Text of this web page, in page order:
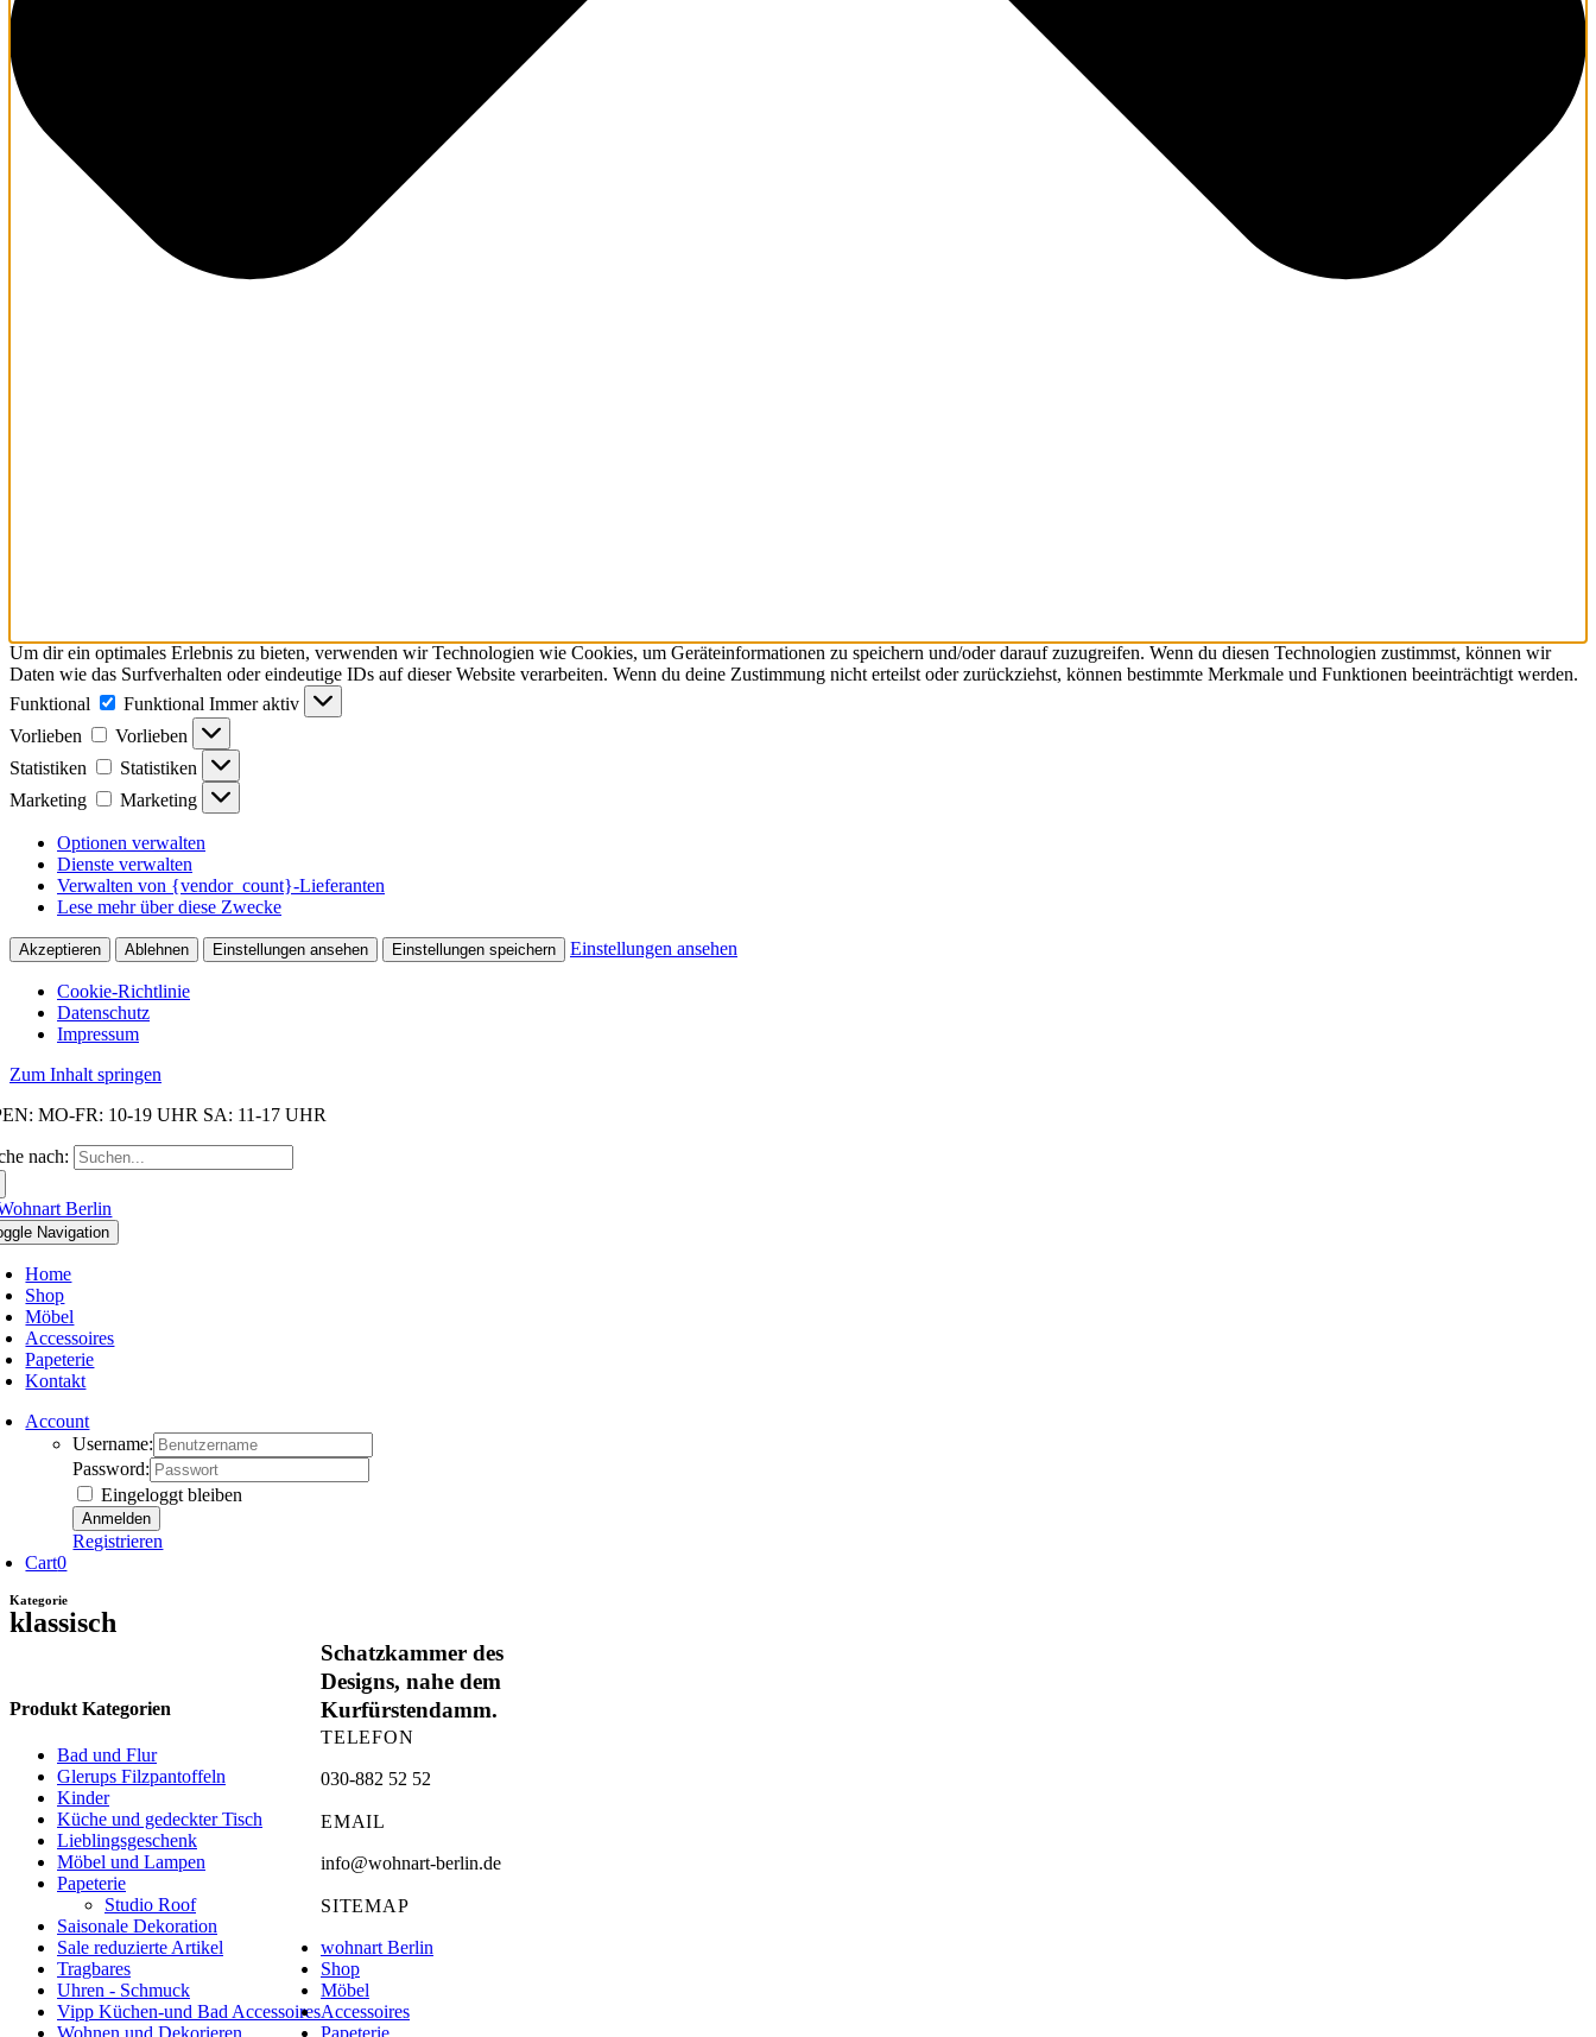
Um dir ein optimales Erlebnis zu bieten, verwenden wir Technologien wie Cookies, um Geräteinformationen zu speichern und/oder darauf zuzugreifen. Wenn du diesen Technologien zustimmst, können wir
Daten wie das Surfverhalten oder eindeutige IDs auf dieser Website verarbeiten. Wenn du deine Zustimmung nicht erteilst oder zurückziehst, können bestimmte Merkmale und Funktionen beeinträchtigt werden.
Funktional
Funktional Immer aktiv
Vorlieben
Vorlieben
Statistiken
Statistiken
Marketing
Marketing
Optionen verwalten
Dienste verwalten
Verwalten von {vendor_count}-Lieferanten
Lese mehr über diese Zwecke
Akzeptieren Ablehnen Einstellungen ansehen Einstellungen speichern Einstellungen ansehen
Cookie-Richtlinie
Datenschutz
Impressum
Zum Inhalt springen
MO-FR: 10-19 UHR SA: 11-17 UHR
nach:
Navigation
Home
Shop
Möbel
Accessoires
Papeterie
Kontakt
Account
Username:
Password:
Eingeloggt bleiben
Registrieren
Cart0
Kategorie
klassisch
Produkt Kategorien
Bad und Flur
Glerups Filzpantoffeln
Kinder
Küche und gedeckter Tisch
Lieblingsgeschenk
Möbel und Lampen
Papeterie
Studio Roof
Saisonale Dekoration
Sale reduzierte Artikel
Tragbares
Uhren - Schmuck
Vipp Küchen-und Bad Accessoires
Wohnen und Dekorieren
Schatzkammer des
Designs, nahe dem
Kurfürstendamm.
TELEFON
030-882 52 52
EMAIL
info@wohnart-berlin.de
SITEMAP
wohnart Berlin
Shop
Möbel
Accessoires
Papeterie